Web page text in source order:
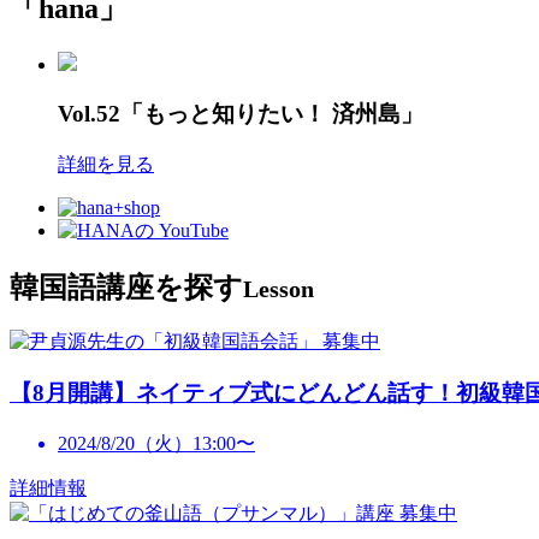
「hana」
Vol.52「もっと知りたい！ 済州島」
詳細を見る
韓国語講座を探すLesson
募集中
【8月開講】ネイティブ式にどんどん話す！初級韓
2024/8/20（火）13:00〜
詳細情報
募集中